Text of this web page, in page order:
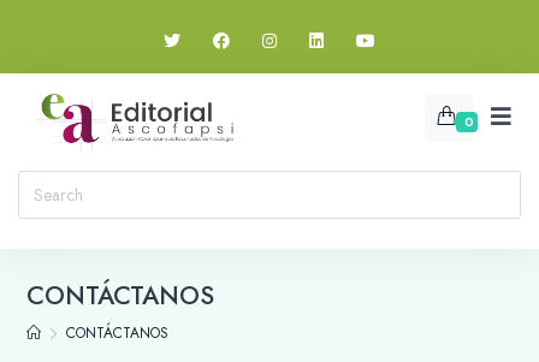
0
CONTÁCTANOS
CONTÁCTANOS